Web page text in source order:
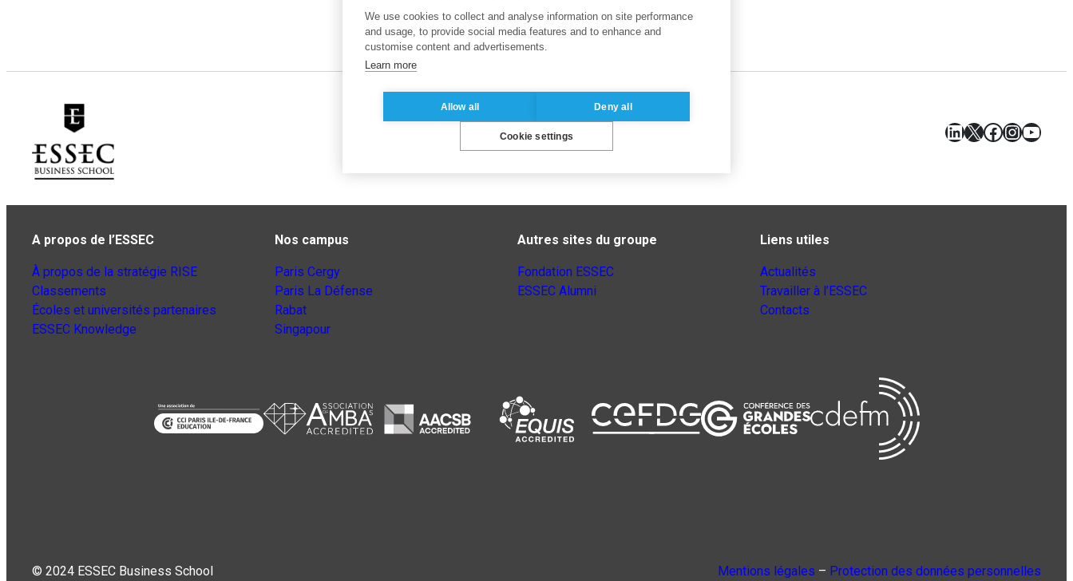
LinkedIn
X Facebook
A propos de l’ESSEC
À propos de la stratégie RISE
Classements
Écoles et universités partenaires
ESSEC Knowledge
Nos campus
Paris Cergy
Paris La Défense
Rabat
Singapour
Autres sites du groupe
Fondation ESSEC
ESSEC Alumni
Liens utiles
Actualités
Travailler à l’ESSEC
Contacts
© 2024 ESSEC Business School Mentions légales – Protection des données personnelles
We use cookies to collect and analyse information on site performance
and usage, to provide social media features and to enhance and
customise content and advertisements.
Learn more
Allow all Deny all
Cookie settings